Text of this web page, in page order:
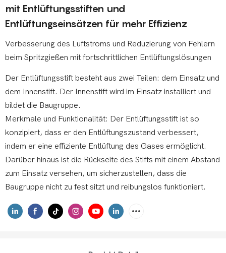
mit Entlüftungsstiften und
Entlüftungseinsätzen für mehr Effizienz
Verbesserung des Luftstroms und Reduzierung von Fehlern
beim Spritzgießen mit fortschrittlichen Entlüftungslösungen
Der Entlüftungsstift besteht aus zwei Teilen: dem Einsatz und
dem Innenstift. Der Innenstift wird im Einsatz installiert und
bildet die Baugruppe.
Merkmale und Funktionalität: Der Entlüftungsstift ist so
konzipiert, dass er den Entlüftungszustand verbessert,
indem er eine effiziente Entlüftung des Gases ermöglicht.
Darüber hinaus ist die Rückseite des Stifts mit einem Abstand
zum Einsatz versehen, um sicherzustellen, dass die
Baugruppe nicht zu fest sitzt und reibungslos funktioniert.